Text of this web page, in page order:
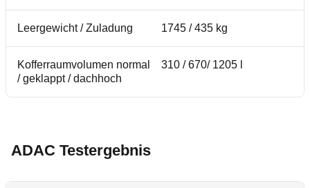
Leergewicht / Zuladung 1745 / 435 kg
Kofferraumvolumen normal
/ geklappt / dachhoch
310 / 670/ 1205 l
ADAC Testergebnis